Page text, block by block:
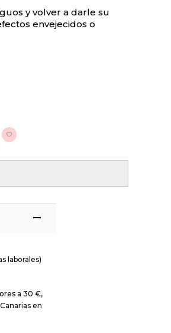
y volver a darle su
envejecidos o
laborales)
a 30 €,
en